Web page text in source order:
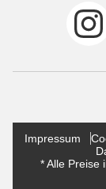
Impressum
* Alle Preise